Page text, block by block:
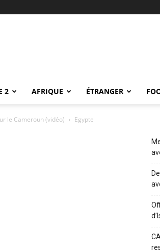
2 AFRIQUE ÉTRANGER
le Cameroun (vidéo) Egypte